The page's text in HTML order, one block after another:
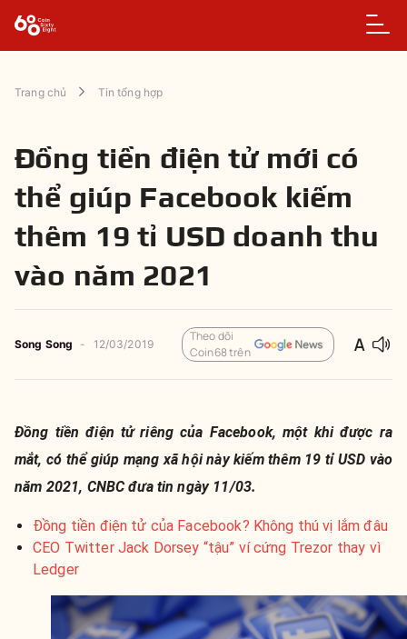
Trang chủ Tin tổng hợp
Đồng tiền điện tử mới có
thể giúp Facebook kiếm
thêm 19 tỉ USD doanh thu
vào năm 2021
Song Song - 12/03/2019
Theo dõi
Coin68 trên
Đồng tiền điện tử riêng của Facebook, một khi được ra
mắt, có thể giúp mạng xã hội này kiếm thêm 19 tỉ USD vào
năm 2021, CNBC đưa tin ngày 11/03.
Đồng tiền điện tử của Facebook? Không thú vị lắm đâu
CEO Twitter Jack Dorsey “tậu” ví cứng Trezor thay vì
Ledger